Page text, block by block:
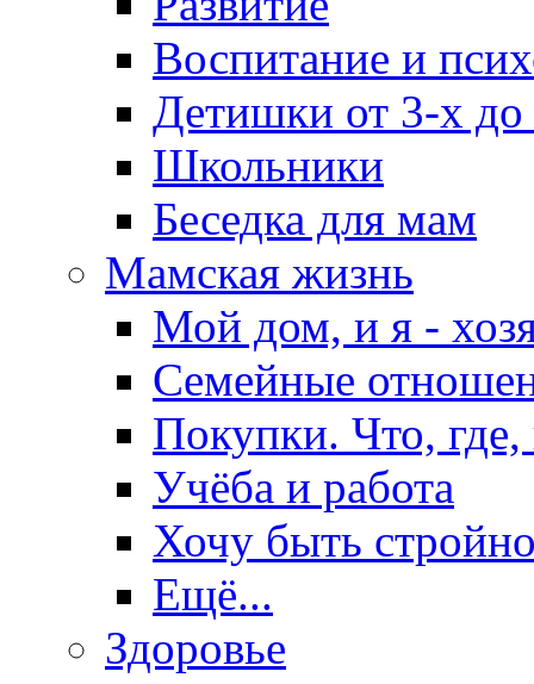
Воспитание и
Детишки от 3-х
Школьники
Беседка для мам
Мамская жизнь
Мой дом, и я -
Семейные
Покупки. Что, где,
Учёба и работа
Хочу быть
Ещё...
Здоровье